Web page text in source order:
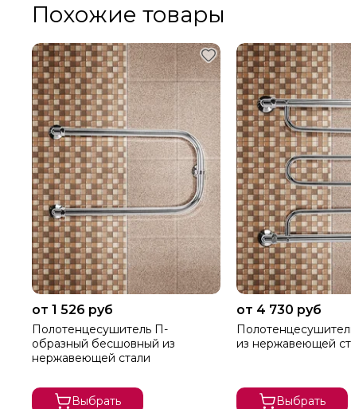
Похожие товары
от 1 526 руб
Полотенцесушитель П-
образный бесшовный из
нержавеющей стали
Выбрать
от 4 730 руб
из нержавеющей
Выбрать